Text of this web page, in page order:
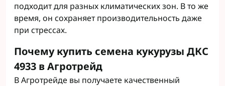
подходит для разных климатических зон. В то же
время, он сохраняет производительность даже
при стрессах.
Почему купить семена кукурузы ДКС
4933 в Агротрейд
В Агротрейде вы получаете качественный